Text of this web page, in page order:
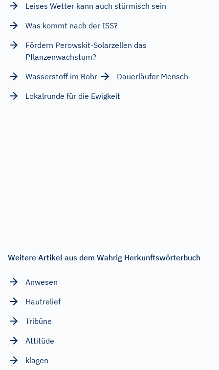
Leises Wetter kann auch stürmisch sein
Was kommt nach der ISS?
Fördern Perowskit-Solarzellen das
Pflanzenwachstum?
Wasserstoff im Rohr
Dauerläufer Mensch
Lokalrunde für die Ewigkeit
Weitere Artikel aus dem Wahrig Herkunftswörterbuch
Anwesen
Hautrelief
Tribüne
Attitüde
klagen